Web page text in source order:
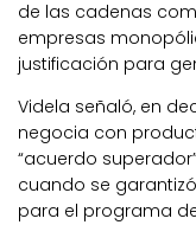
de las cadenas
empresas
justificación para
Videla señaló, en
negocia con
“acuerdo
cuando se
para el programa